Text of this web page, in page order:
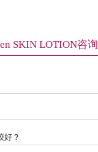
SKIN LOTION咨询
好？